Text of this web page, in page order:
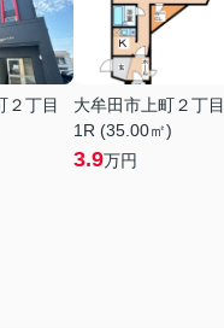
２丁目
大牟田市上町２丁目
1R (35.00㎡)
3.9万円